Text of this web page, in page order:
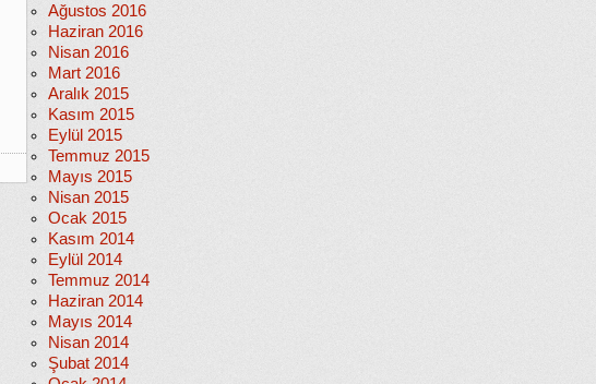
Ağustos 2016
Haziran 2016
Nisan 2016
Mart 2016
Aralık 2015
Kasım 2015
Eylül 2015
Temmuz 2015
Mayıs 2015
Nisan 2015
Ocak 2015
Kasım 2014
Eylül 2014
Temmuz 2014
Haziran 2014
Mayıs 2014
Nisan 2014
Şubat 2014